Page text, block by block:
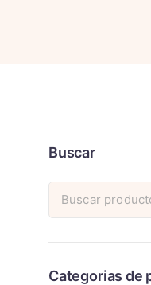
Buscar
Categorias de